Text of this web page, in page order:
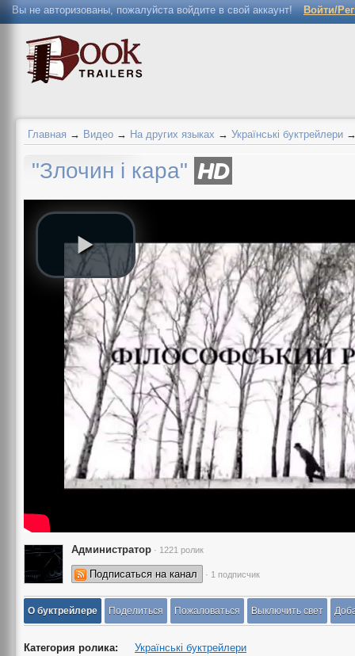
Вы не авторизованы, пожалуйста войдите в свой аккаунт! Войти/
Главная → Видео → На других языках → Українські буктрейлери
"Злочин і кара" HD
Администратор · 1221 ролик
Подписаться на канал · 1 подписчик
О буктрейлере Поделиться Пожаловаться Выключить свет
Категория ролика: Українські буктрейлери